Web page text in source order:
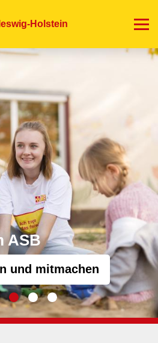
zum
Holstein
ASB
und mitmachen